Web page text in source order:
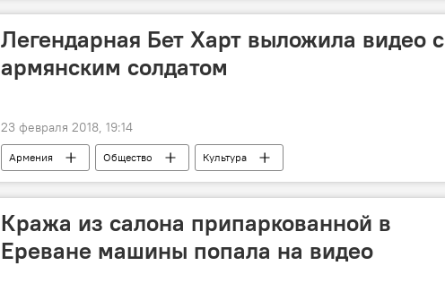
Легендарная Бет Харт выложила видео с
армянским солдатом
23 февраля 2018, 19:14
Армения Общество Культура
Кража из салона припаркованной в
Ереване машины попала на видео